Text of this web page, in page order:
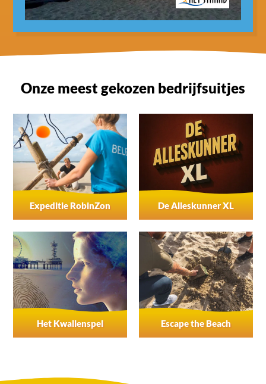
Onze meest gekozen bedrijfsuitjes
Expeditie RobinZon De Alleskunner XL
Het Kwallenspel Escape the Beach